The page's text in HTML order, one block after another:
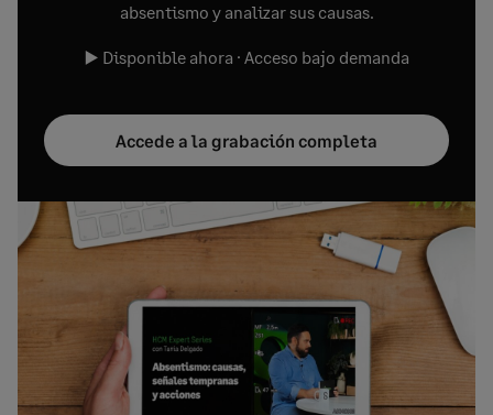
absentismo y analizar sus causas.
▶️ Disponible ahora · Acceso bajo demanda
Accede a la grabación completa